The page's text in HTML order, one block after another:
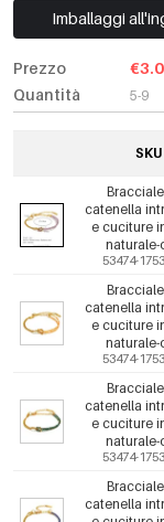
Imballaggi
Prezzo
Quantità
5-9
SKU
catenella
e cuciture
naturale-
53474-
catenella
e cuciture
naturale-
53474-
catenella
e cuciture
naturale-
53474-
catenella